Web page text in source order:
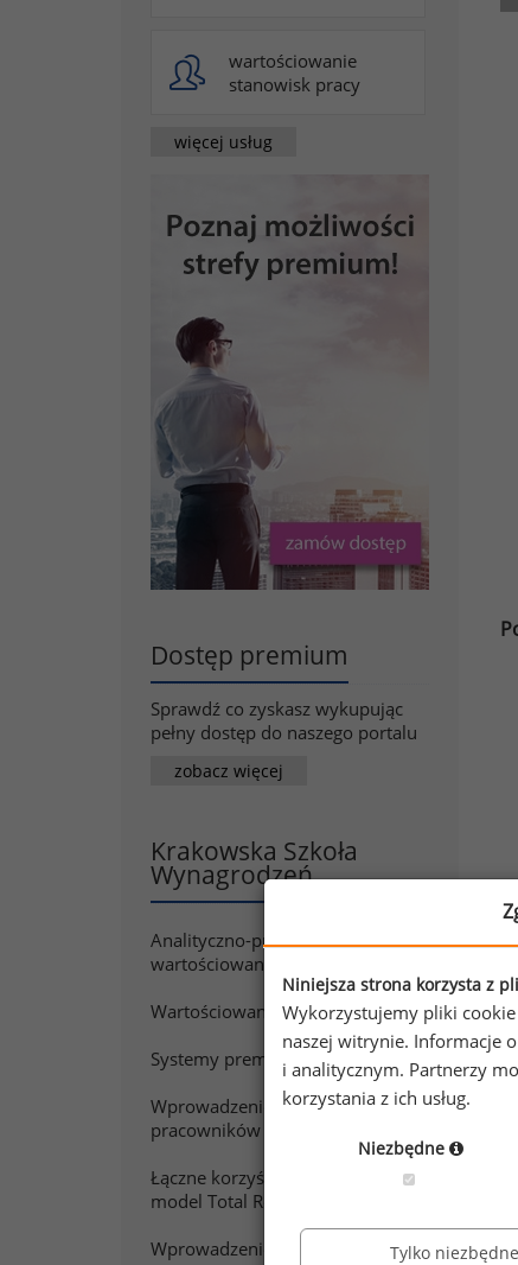
wartościowanie
stanowisk pracy
więcej usług
Dostęp premium
Sprawdź co zyskasz wykupując
pełny dostęp do naszego portalu
zobacz więcej
Krakowska Szkoła
Wynagrodzeń
Analityczno-punktowe
wartościowanie pracy
Wartościowanie stanowisk pracy
Systemy premiowania
Wprowadzenie do wynagradzania
pracowników sprzedaży
Łączne korzyści z pracy. Polski
model Total Rewards
Wprowadzenie do wynagradzania
Niniejsza strona korzysta z
Wykorzystujemy pliki
naszej witrynie. Informacje
i analitycznym. Partnerzy
korzystania z ich usług.
Niezbędne
Tylko niezbędne